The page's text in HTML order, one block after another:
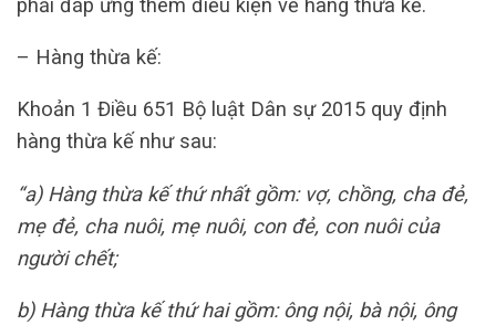
– Hàng thừa kế:
Khoản 1 Điều 651 Bộ luật Dân sự 2015 quy định
hàng thừa kế như sau:
“a) Hàng thừa kế thứ nhất gồm: vợ, chồng, cha đẻ,
mẹ đẻ, cha nuôi, mẹ nuôi, con đẻ, con nuôi của
người chết;
b) Hàng thừa kế thứ hai gồm: ông nội, bà nội, ông